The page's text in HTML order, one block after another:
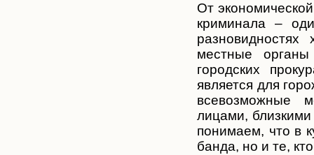
От
криминала –
местные
городских
является для
всевозможные
лицами,
понимаем, что в
банда, но и те,